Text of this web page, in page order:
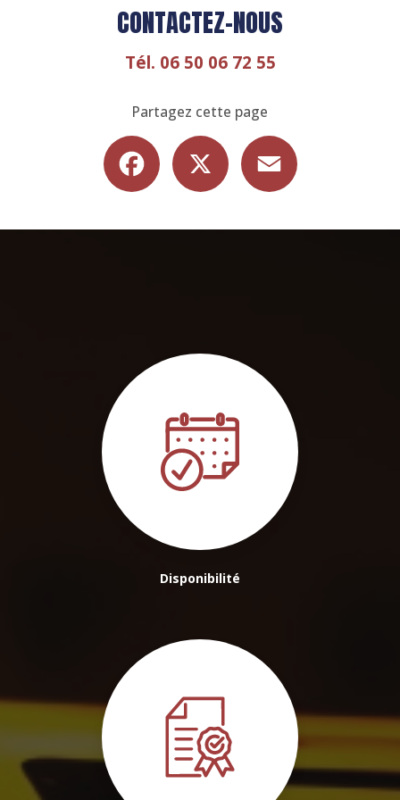
CONTACTEZ-NOUS
Tél. 06 50 06 72 55
Partagez cette page
Facebook
Disponibilité